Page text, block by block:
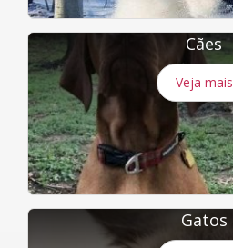
Cães
Veja mais
Gatos